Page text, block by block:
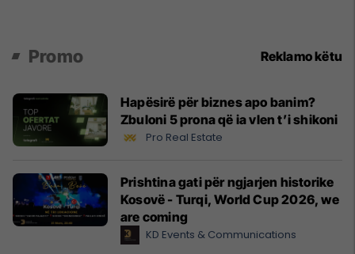
Promo Reklamo këtu
Hapësirë për biznes apo banim?
Zbuloni 5 prona që ia vlen t’i shikoni
Pro Real Estate
Prishtina gati për ngjarjen historike
Kosovë - Turqi, World Cup 2026, we
are coming
KD Events & Communications